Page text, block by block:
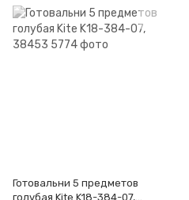
Готовальни 5 предметов
голубая Kite K18-384-07,